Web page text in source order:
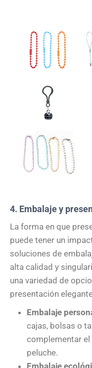
4. Embalaje y
La forma en que
puede tener un
soluciones de
alta calidad y
una variedad de
presentación
Embalaje
cajas, bolsas o
complementar el
peluche.